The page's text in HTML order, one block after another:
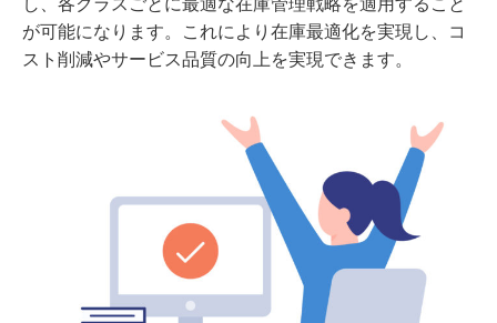
し、各クラスごとに最適な在庫管理戦略を適用すること
が可能になります。これにより在庫最適化を実現し、コ
スト削減やサービス品質の向上を実現できます。